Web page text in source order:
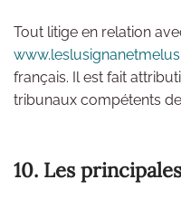
Tout litige en relation
français. Il est fait
tribunaux compétents
10. Les